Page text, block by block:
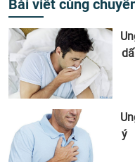
Bài viết cùng
ý